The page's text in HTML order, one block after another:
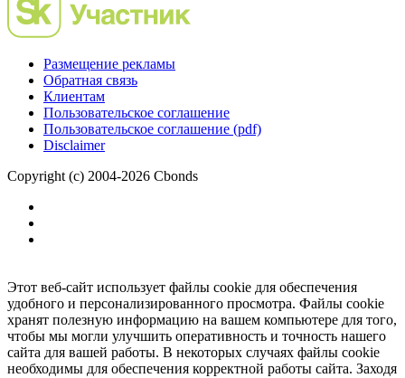
Размещение рекламы
Обратная связь
Клиентам
Пользовательское соглашение
Пользовательское соглашение (pdf)
Disclaimer
Copyright (c) 2004-2026 Cbonds
Этот веб-сайт использует файлы cookie для обеспечения
удобного и персонализированного просмотра. Файлы cookie
хранят полезную информацию на вашем компьютере для того,
чтобы мы могли улучшить оперативность и точность нашего
сайта для вашей работы. В некоторых случаях файлы cookie
необходимы для обеспечения корректной работы сайта. Заходя